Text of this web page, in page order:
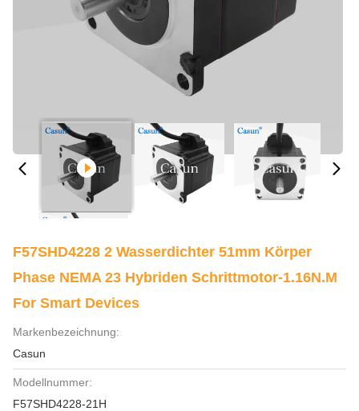
F57SHD4228 2 Wasserdichter 51mm Körper
Phase NEMA 23 Hybriden Schrittmotor-1.16N.M
For Smart Devices
Markenbezeichnung:
Casun
Modellnummer:
F57SHD4228-21H